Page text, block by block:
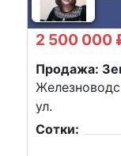
2 500 000
Продажа:
ул.
Сотки: